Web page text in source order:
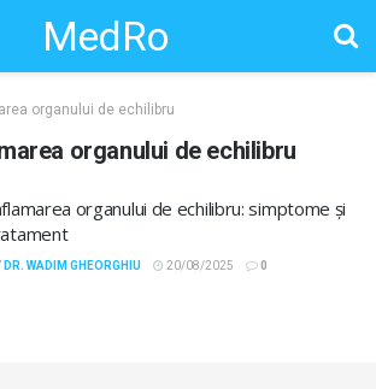
MedRo
organului de echilibru
organului de echilibru
organului de echilibru: simptome și
DR. WADIM GHEORGHIU 20/08/2025 0